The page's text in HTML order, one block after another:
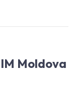
Moldova